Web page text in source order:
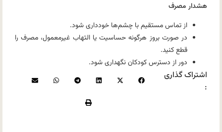
هشدار مصرف
از تماس مستقیم با چشم‌ها خودداری شود.
در صورت بروز هرگونه حساسیت یا التهاب غیرمعمول، مصرف را
قطع کنید.
دور از دسترس کودکان نگهداری شود.
اشتراک گذاری
: